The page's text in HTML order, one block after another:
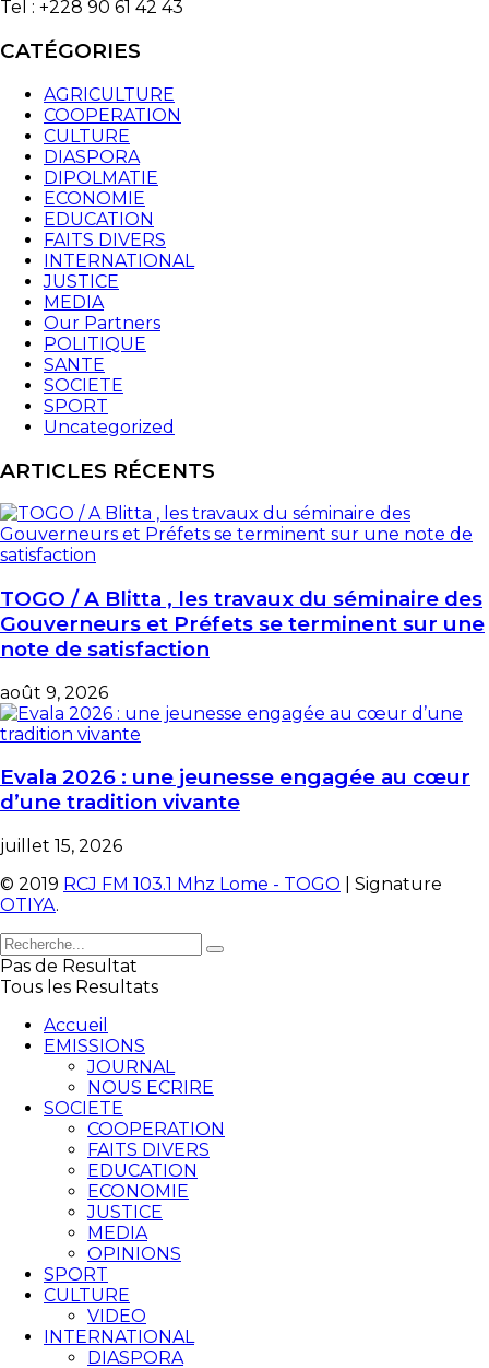
Tel : +228 90 61 42 43
CATÉGORIES
AGRICULTURE
COOPERATION
CULTURE
DIASPORA
DIPOLMATIE
ECONOMIE
EDUCATION
FAITS DIVERS
INTERNATIONAL
JUSTICE
MEDIA
Our Partners
POLITIQUE
SANTE
SOCIETE
SPORT
Uncategorized
ARTICLES RÉCENTS
TOGO / A Blitta , les travaux du séminaire des
Gouverneurs et Préfets se terminent sur une
note de satisfaction
août 9, 2026
Evala 2026 : une jeunesse engagée au cœur
d’une tradition vivante
juillet 15, 2026
© 2019 RCJ FM 103.1 Mhz Lome - TOGO | Signature
OTIYA.
Pas de Resultat
Tous les Resultats
Accueil
EMISSIONS
JOURNAL
NOUS ECRIRE
SOCIETE
COOPERATION
FAITS DIVERS
EDUCATION
ECONOMIE
JUSTICE
MEDIA
OPINIONS
SPORT
CULTURE
VIDEO
INTERNATIONAL
DIASPORA